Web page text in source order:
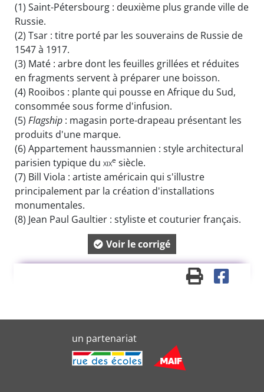
(1) Saint-Pétersbourg : deuxième plus grande ville de
Russie.
(2) Tsar : titre porté par les souverains de Russie de
1547 à 1917.
(3) Maté : arbre dont les feuilles grillées et réduites
en fragments servent à préparer une boisson.
(4) Rooibos : plante qui pousse en Afrique du Sud,
consommée sous forme d'infusion.
(5) Flagship : magasin porte-drapeau présentant les
produits d'une marque.
(6) Appartement haussmannien : style architectural
parisien typique du xixe siècle.
(7) Bill Viola : artiste américain qui s'illustre
principalement par la création d'installations
monumentales.
(8) Jean Paul Gaultier : styliste et couturier français.
Voir le corrigé
un partenariat